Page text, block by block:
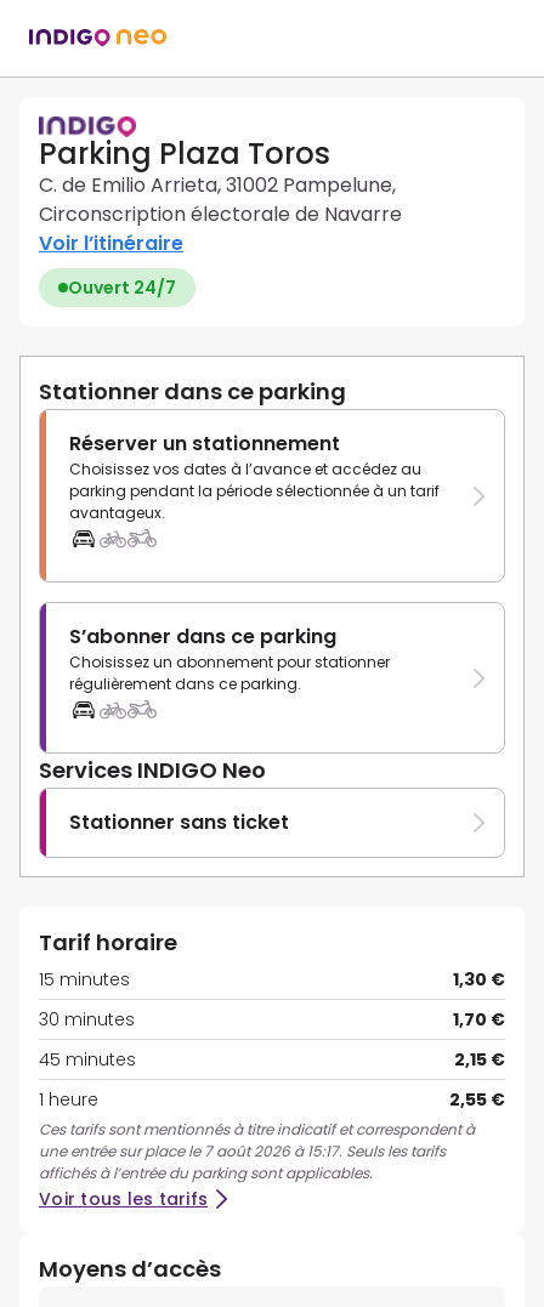
Parking Plaza Toros
C. de Emilio Arrieta, 31002 Pampelune,
Circonscription électorale de Navarre
Voir l’itinéraire
Ouvert 24/7
Stationner dans ce parking
Réserver un stationnement
Choisissez vos dates à l’avance et accédez au
parking pendant la période sélectionnée à un tarif
avantageux.
S’abonner dans ce parking
Choisissez un abonnement pour stationner
régulièrement dans ce parking.
Services INDIGO Neo
Stationner sans ticket
Tarif horaire
15 minutes
1,30 €
30 minutes
1,70 €
45 minutes
2,15 €
1 heure
2,55 €
Ces tarifs sont mentionnés à titre indicatif et correspondent à
une entrée sur place le 7 août 2026 à 15:17. Seuls les tarifs
affichés à l’entrée du parking sont applicables.
Voir tous les tarifs
Moyens d’accès